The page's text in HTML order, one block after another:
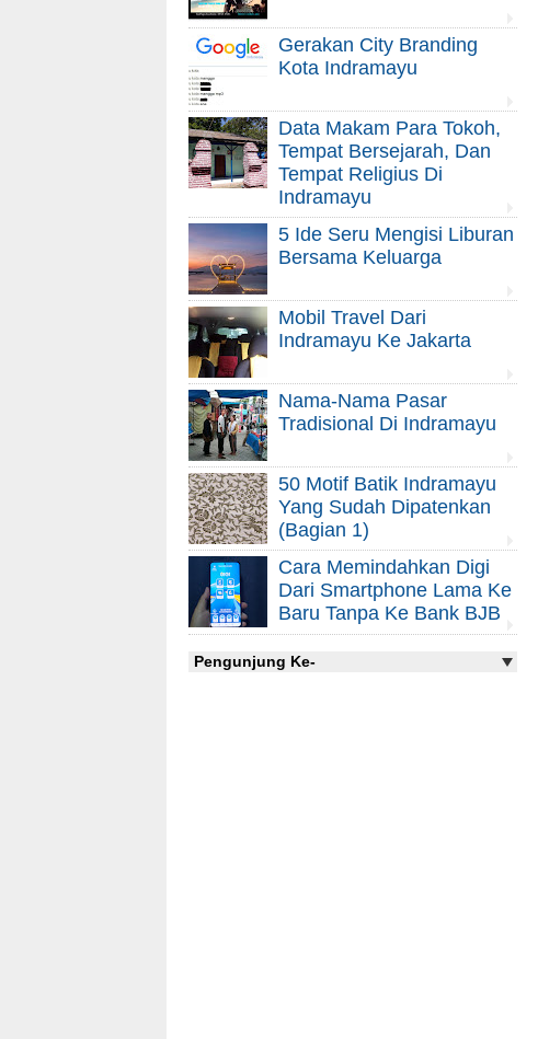
Gerakan City Branding
Kota Indramayu
Data Makam Para Tokoh,
Tempat Bersejarah, Dan
Tempat Religius Di
Indramayu
5 Ide Seru Mengisi Liburan
Bersama Keluarga
Mobil Travel Dari
Indramayu Ke Jakarta
Nama-Nama Pasar
Tradisional Di Indramayu
50 Motif Batik Indramayu
Yang Sudah Dipatenkan
(Bagian 1)
Cara Memindahkan Digi
Dari Smartphone Lama Ke
Baru Tanpa Ke Bank BJB
Pengunjung Ke-